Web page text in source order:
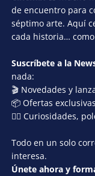
de encuentro para
séptimo arte. Aquí
cada historia…
Suscríbete a la
nada:
🎬 Novedades y
📦 Ofertas
🕵️‍♂️ Curiosidades,
Todo en un solo
interesa.
Únete ahora y